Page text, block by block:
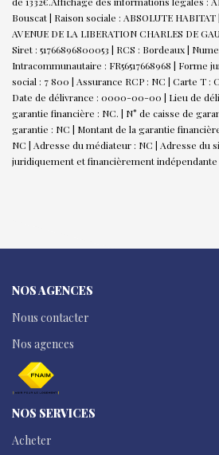
Bouscat | Raison sociale : ABSOLUTE
AVENUE DE LA LIBERATION CHARLES DE
Siret : 51766896800053 | RCS : Bordeaux |
Intracommunautaire : FR56517668968 | Forme
social : 7 800 | Assurance RCP : NC | Carte T :
Date de délivrance : 0000-00-00 | Lieu de
garantie financière : NC. | N° de caisse de
garantie : NC | Montant de la garantie
NC | Adresse du médiateur : NC | Adresse du
juridiquement et financièrement indépendante
NOS AGENCES
Nous contacter
Nos agences
NOS SERVICES
Acheter